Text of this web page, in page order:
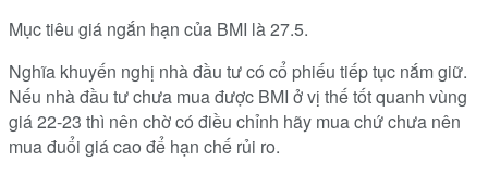
Mục tiêu giá ngắn hạn của BMI là 27.5.
Nghĩa khuyến nghị nhà đầu tư có cổ phiếu tiếp tục nắm giữ.
Nếu nhà đầu tư chưa mua được BMI ở vị thế tốt quanh vùng
giá 22-23 thì nên chờ có điều chỉnh hãy mua chứ chưa nên
mua đuổi giá cao để hạn chế rủi ro.